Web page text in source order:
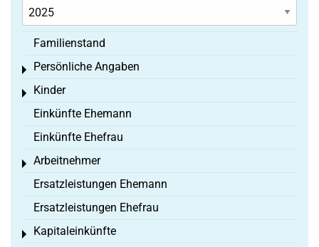
Familienstand
Persönliche Angaben
Toggle menu
Kinder
Toggle menu
Einkünfte Ehemann
Einkünfte Ehefrau
Arbeitnehmer
Toggle menu
Ersatzleistungen Ehemann
Ersatzleistungen Ehefrau
Kapitaleinkünfte
Toggle menu